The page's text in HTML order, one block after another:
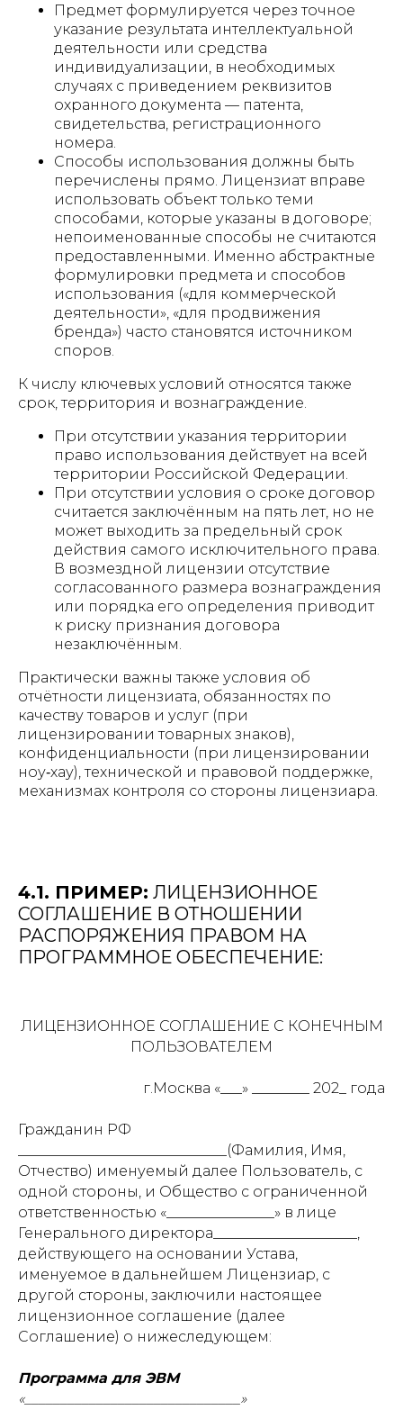
Предмет формулируется через точное
указание результата интеллектуальной
деятельности или средства
индивидуализации, в необходимых
случаях с приведением реквизитов
охранного документа — патента,
свидетельства, регистрационного
номера.
Способы использования должны быть
перечислены прямо. Лицензиат вправе
использовать объект только теми
способами, которые указаны в договоре;
непоименованные способы не считаются
предоставленными. Именно абстрактные
формулировки предмета и способов
использования («для коммерческой
деятельности», «для продвижения
бренда») часто становятся источником
споров.
К числу ключевых условий относятся также
срок, территория и вознаграждение.
При отсутствии указания территории
право использования действует на всей
территории Российской Федерации.
При отсутствии условия о сроке договор
считается заключённым на пять лет, но не
может выходить за предельный срок
действия самого исключительного права.
В возмездной лицензии отсутствие
согласованного размера вознаграждения
или порядка его определения приводит
к риску признания договора
незаключённым.
Практически важны также условия об
отчётности лицензиата, обязанностях по
качеству товаров и услуг (при
лицензировании товарных знаков),
конфиденциальности (при лицензировании
ноу‑хау), технической и правовой поддержке,
механизмах контроля со стороны лицензиара.
4.1. ПРИМЕР: ЛИЦЕНЗИОННОЕ
СОГЛАШЕНИЕ В ОТНОШЕНИИ
РАСПОРЯЖЕНИЯ ПРАВОМ НА
ПРОГРАММНОЕ ОБЕСПЕЧЕНИЕ:
ЛИЦЕНЗИОННОЕ СОГЛАШЕНИЕ С КОНЕЧНЫМ
ПОЛЬЗОВАТЕЛЕМ
г.Москва «___» ________ 202_ года
Гражданин РФ
_____________________________(Фамилия, Имя,
Отчество) именуемый далее Пользователь, с
одной стороны, и Общество с ограниченной
ответственностью «_______________» в лице
Генерального директора____________________,
действующего на основании Устава,
именуемое в дальнейшем Лицензиар, с
другой стороны, заключили настоящее
лицензионное соглашение (далее
Соглашение) о нижеследующем:
Программа для ЭВМ
«______________________________»